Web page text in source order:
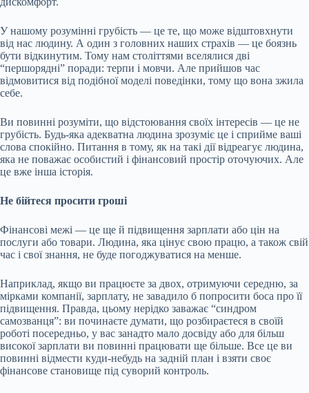
У нашому розумінні грубість — це те, що може відштовхнути
від нас людину. А один з головних наших страхів — це боязнь
бути відкинутим. Тому нам століттями вселялися дві
“першорядні” поради: терпи і мовчи. Але прийшов час
відмовитися від подібної моделі поведінки, тому що вона зжила
себе.
Ви повинні розуміти, що відстоювання своїх інтересів — це не
грубість. Будь-яка адекватна людина зрозуміє це і сприйме ваші
слова спокійно. Питання в тому, як на такі дії відреагує людина,
яка не поважає особистий і фінансовий простір оточуючих. Але
це вже інша історія.
Не бійтеся просити гроші
Фінансові межі — це ще й підвищення зарплати або цін на
послуги або товари. Людина, яка цінує свою працю, а також свій
час і свої знання, не буде погоджуватися на менше.
Наприклад, якщо ви працюєте за двох, отримуючи середню, за
мірками компанії, зарплату, не завадило б попросити боса про її
підвищення. Правда, цьому нерідко заважає “синдром
самозванця”: ви починаєте думати, що розбираєтеся в своїй
роботі посередньо, у вас занадто мало досвіду або для більш
високої зарплати ви повинні працювати ще більше. Все це ви
повинні відмести куди-небудь на задній план і взяти своє
фінансове становище під суворий контроль.